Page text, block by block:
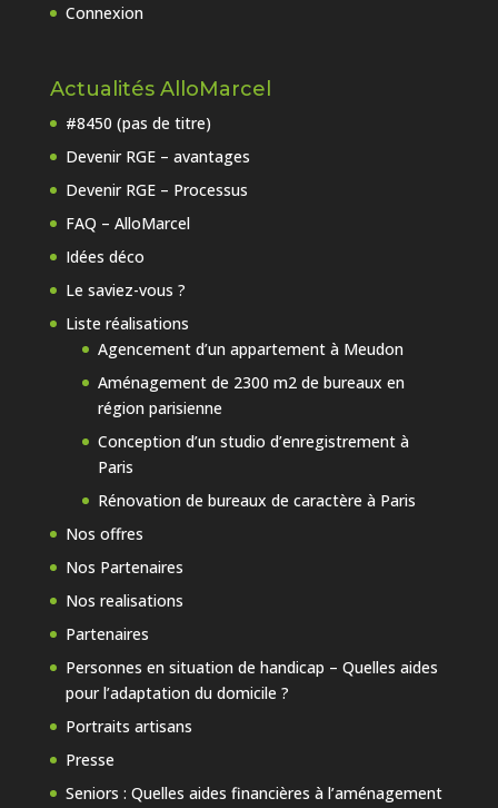
Connexion
Actualités AlloMarcel
#8450 (pas de titre)
Devenir RGE – avantages
Devenir RGE – Processus
FAQ – AlloMarcel
Idées déco
Le saviez-vous ?
Liste réalisations
Agencement d’un appartement à Meudon
Aménagement de 2300 m2 de bureaux en
région parisienne
Conception d’un studio d’enregistrement à
Paris
Rénovation de bureaux de caractère à Paris
Nos offres
Nos Partenaires
Nos realisations
Partenaires
Personnes en situation de handicap – Quelles aides
pour l’adaptation du domicile ?
Portraits artisans
Presse
Seniors : Quelles aides financières à l’aménagement